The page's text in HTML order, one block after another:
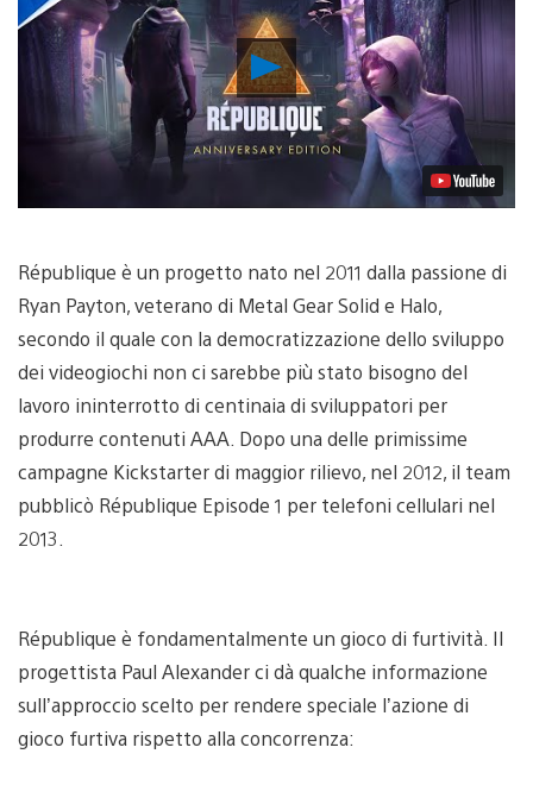
Riproduci
video
République è un progetto nato nel 2011 dalla passione di
Ryan Payton, veterano di Metal Gear Solid e Halo,
secondo il quale con la democratizzazione dello sviluppo
dei videogiochi non ci sarebbe più stato bisogno del
lavoro ininterrotto di centinaia di sviluppatori per
produrre contenuti AAA. Dopo una delle primissime
campagne Kickstarter di maggior rilievo, nel 2012, il team
pubblicò République Episode 1 per telefoni cellulari nel
2013.
République è fondamentalmente un gioco di furtività. Il
progettista Paul Alexander ci dà qualche informazione
sull’approccio scelto per rendere speciale l’azione di
gioco furtiva rispetto alla concorrenza: